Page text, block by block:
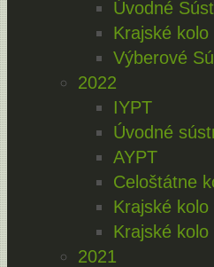
Úvodné
Krajské
Výberové
2022
IYPT
Úvodné
AYPT
Celoštátne
Krajské
Krajské
2021